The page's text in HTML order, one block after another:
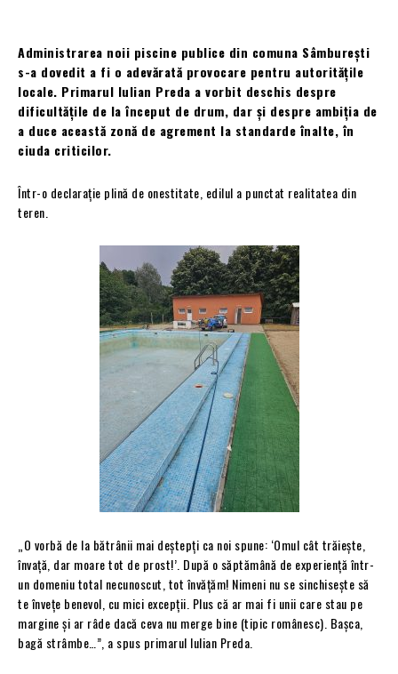
Administrarea noii piscine publice din comuna Sâmburești
s-a dovedit a fi o adevărată provocare pentru autoritățile
locale. Primarul Iulian Preda a vorbit deschis despre
dificultățile de la început de drum, dar și despre ambiția de
a duce această zonă de agrement la standarde înalte, în
ciuda criticilor.
Într-o declarație plină de onestitate, edilul a punctat realitatea din
teren.
„O vorbă de la bătrânii mai deștepți ca noi spune: ‘Omul cât trăiește,
învață, dar moare tot de prost!’. După o săptămână de experiență într-
un domeniu total necunoscut, tot învățăm! Nimeni nu se sinchisește să
te învețe benevol, cu mici excepții. Plus că ar mai fi unii care stau pe
margine și ar râde dacă ceva nu merge bine (tipic românesc). Bașca,
bagă strâmbe…”, a spus primarul Iulian Preda.